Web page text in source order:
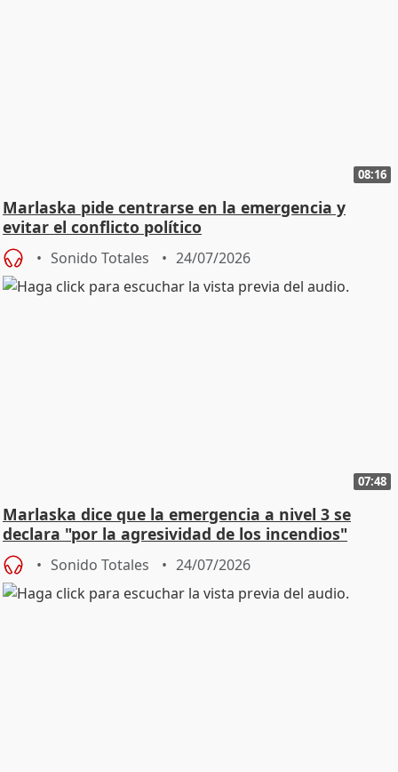
08:16
Marlaska pide centrarse en la emergencia y
evitar el conflicto político
Sonido Totales 24/07/2026
07:48
Marlaska dice que la emergencia a nivel 3 se
declara "por la agresividad de los incendios"
Sonido Totales 24/07/2026